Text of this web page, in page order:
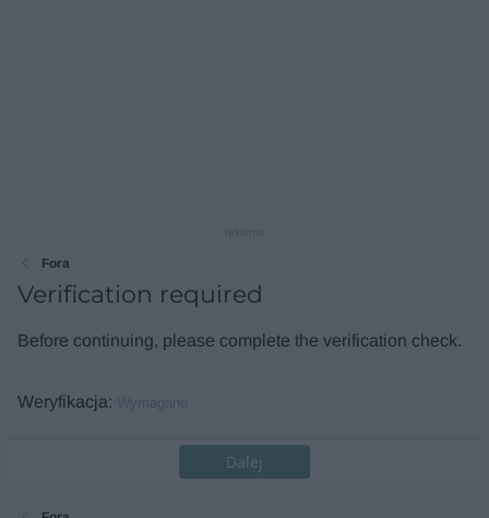
Fora
Verification required
Before continuing, please complete the verification check.
Weryfikacja Wymagane
Dalej